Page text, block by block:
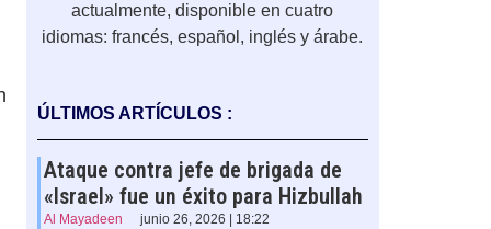
actualmente, disponible en cuatro
idiomas: francés, español, inglés y árabe.
ÚLTIMOS ARTÍCULOS :
Ataque contra jefe de brigada de
«Israel» fue un éxito para Hizbullah
Al Mayadeen junio 26, 2026 | 18:22